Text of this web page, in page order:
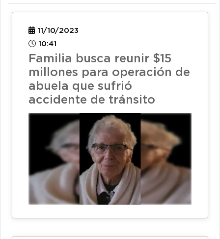
11/10/2023
10:41
Familia busca reunir $15
millones para operación de
abuela que sufrió
accidente de tránsito